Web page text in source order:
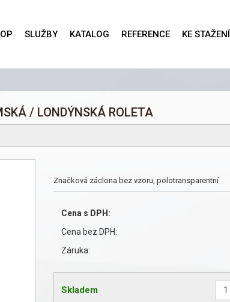
SLUŽBY KATALOG REFERENCE KE STAŽENÍ
/ LONDÝNSKÁ ROLETA
Značková záclona bez vzoru, polotransparentní
Cena s DPH:
Cena bez DPH:
Záruka:
Skladem